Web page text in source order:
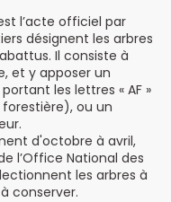
l’acte officiel par
désignent les arbres
Il consiste à
et y apposer un
les lettres « AF »
ou un
d'octobre à avril,
l’Office National des
les arbres à
conserver.